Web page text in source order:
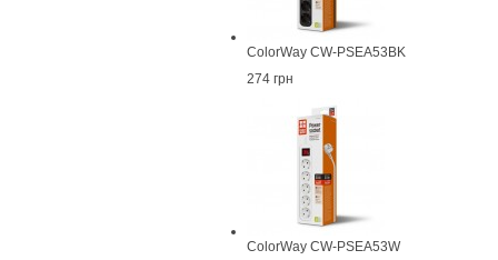
ColorWay CW-PSEA53BK
274 грн
ColorWay CW-PSEA53W